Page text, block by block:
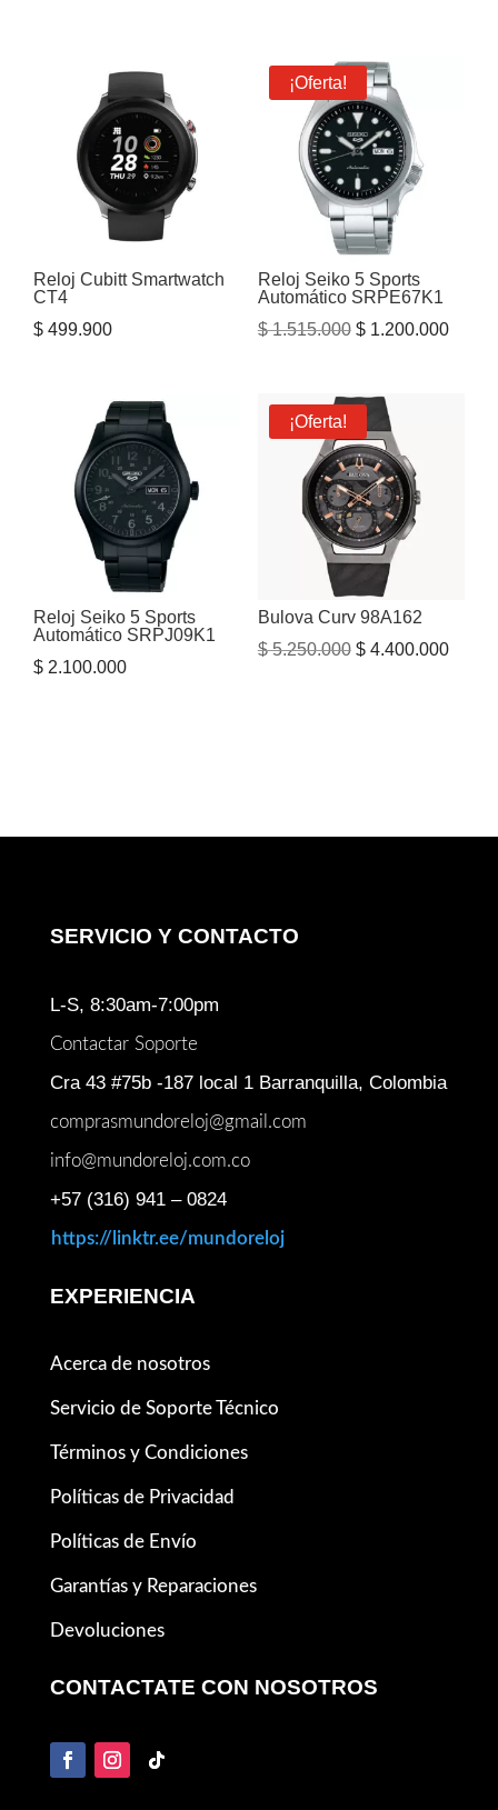
Reloj Cubitt Smartwatch
CT4
$ 499.900
¡Oferta!
Reloj Seiko 5 Sports
Automático SRPE67K1
$1.515.000 El
$ 1.515.000.
$1.200.000El
Reloj Seiko 5 Sports
Automático SRPJ09K1
$ 2.100.000
¡Oferta!
Bulova Curv 98A162
$5.250.000 El
$4.400.000El
SERVICIO Y CONTACTO
L-S, 8:30am-7:00pm
Contactar Soporte
Cra 43 #75b -187 local 1 Barranquilla, Colombia
comprasmundoreloj@gmail.com
info@mundoreloj.com.co
+57 (316) 941 – 0824
https://linktr.ee/mundoreloj
EXPERIENCIA
Acerca de nosotros
Servicio de Soporte Técnico
Términos y Condiciones
Políticas de Privacidad
Políticas de Envío
Garantías y Reparaciones
Devoluciones
CONTACTATE CON NOSOTROS